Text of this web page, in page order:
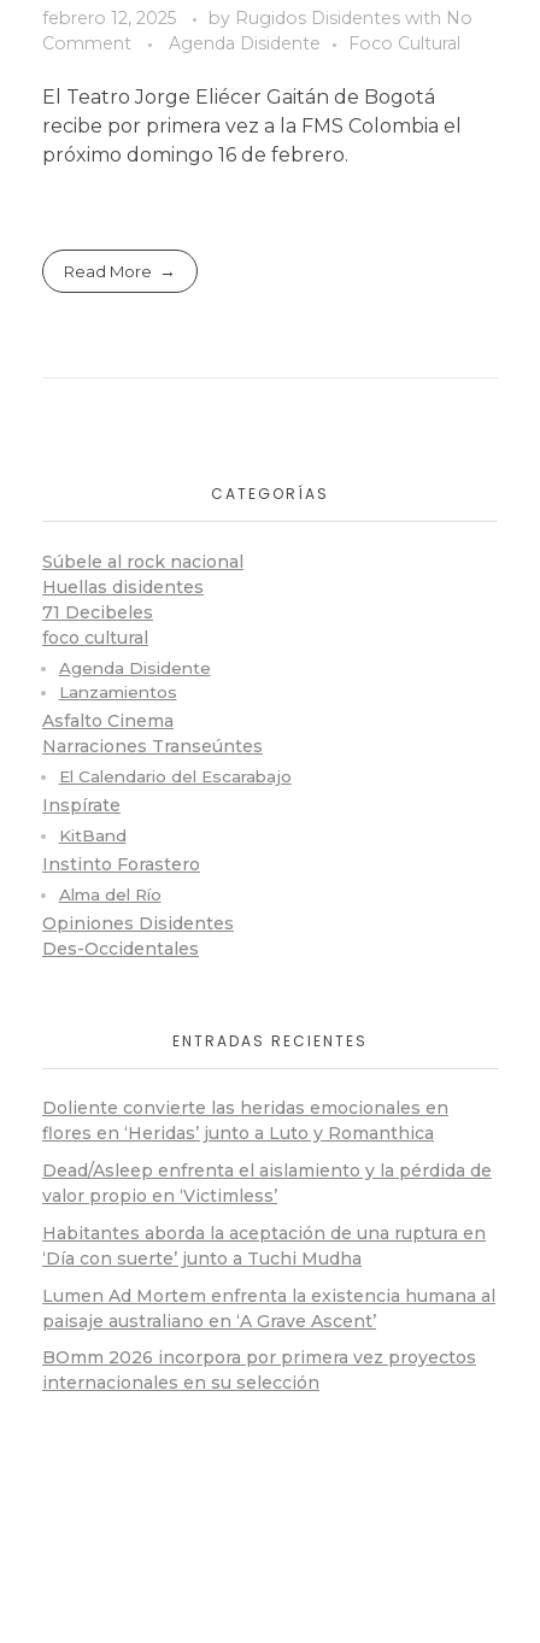
febrero 12, 2025 by Rugidos Disidentes with No
Comment
Agenda Disidente Foco Cultural
El Teatro Jorge Eliécer Gaitán de Bogotá
recibe por primera vez a la FMS Colombia el
próximo domingo 16 de febrero.
Read More
CATEGORÍAS
Súbele al rock nacional
Huellas disidentes
71 Decibeles
foco cultural
Agenda Disidente
Lanzamientos
Asfalto Cinema
Narraciones Transeúntes
El Calendario del Escarabajo
Inspírate
KitBand
Instinto Forastero
Alma del Río
Opiniones Disidentes
Des-Occidentales
ENTRADAS RECIENTES
Doliente convierte las heridas emocionales en
flores en ‘Heridas’ junto a Luto y Romanthica
Dead/Asleep enfrenta el aislamiento y la pérdida de
valor propio en ‘Victimless’
Habitantes aborda la aceptación de una ruptura en
‘Día con suerte’ junto a Tuchi Mudha
Lumen Ad Mortem enfrenta la existencia humana al
paisaje australiano en ‘A Grave Ascent’
BOmm 2026 incorpora por primera vez proyectos
internacionales en su selección